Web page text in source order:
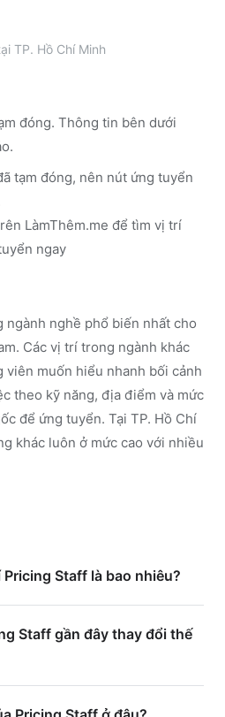
TP. Hồ Chí Minh
đóng. Thông tin bên dưới
tạm đóng, nên nút ứng tuyển
LàmThêm.me để tìm vị trí
ngay
ngành nghề phổ biến nhất cho
Các vị trí trong ngành khác
muốn hiểu nhanh bối cảnh
theo kỹ năng, địa điểm và mức
để ứng tuyển. Tại TP. Hồ Chí
khác luôn ở mức cao với nhiều
Staff là bao nhiêu?
Staff gần đây thay đổi thế